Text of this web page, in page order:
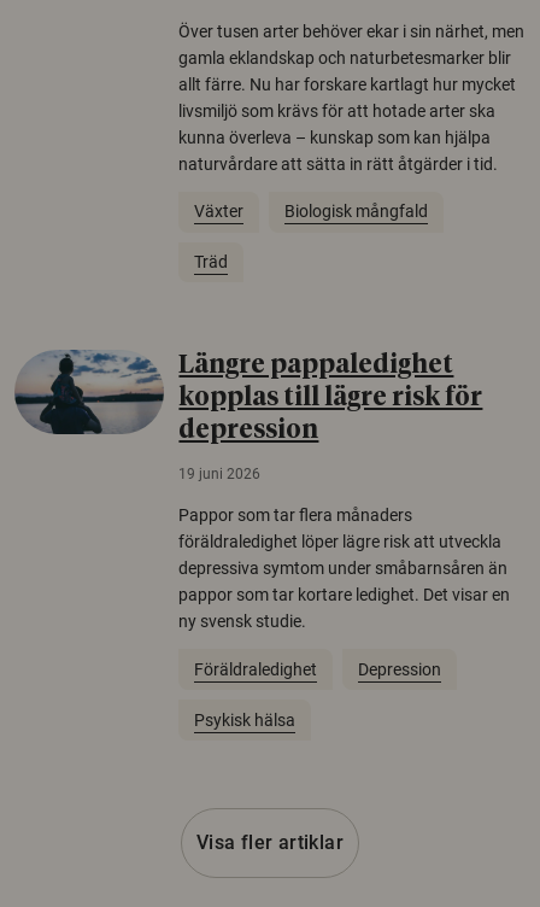
Över tusen arter behöver ekar i sin närhet, men
gamla eklandskap och naturbetesmarker blir
allt färre. Nu har forskare kartlagt hur mycket
livsmiljö som krävs för att hotade arter ska
kunna överleva – kunskap som kan hjälpa
naturvårdare att sätta in rätt åtgärder i tid.
Växter Biologisk mångfald
Träd
Längre pappaledighet
kopplas till lägre risk för
depression
19 juni 2026
Pappor som tar flera månaders
föräldraledighet löper lägre risk att utveckla
depressiva symtom under småbarnsåren än
pappor som tar kortare ledighet. Det visar en
ny svensk studie.
Föräldraledighet Depression
Psykisk hälsa
Visa fler artiklar